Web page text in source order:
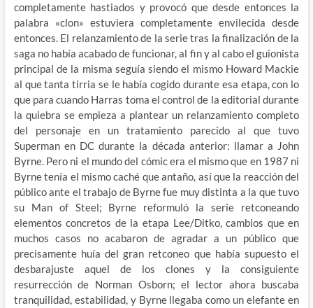
completamente hastiados y provocó que desde entonces la
palabra «clon» estuviera completamente envilecida desde
entonces. El relanzamiento de la serie tras la finalización de la
saga no había acabado de funcionar, al fin y al cabo el guionista
principal de la misma seguía siendo el mismo Howard Mackie
al que tanta tirria se le había cogido durante esa etapa, con lo
que para cuando Harras toma el control de la editorial durante
la quiebra se empieza a plantear un relanzamiento completo
del personaje en un tratamiento parecido al que tuvo
Superman en DC durante la década anterior: llamar a John
Byrne. Pero ni el mundo del cómic era el mismo que en 1987 ni
Byrne tenía el mismo caché que antaño, así que la reacción del
público ante el trabajo de Byrne fue muy distinta a la que tuvo
su Man of Steel; Byrne reformuló la serie retconeando
elementos concretos de la etapa Lee/Ditko, cambios que en
muchos casos no acabaron de agradar a un público que
precisamente huía del gran retconeo que había supuesto el
desbarajuste aquel de los clones y la consiguiente
resurrección de Norman Osborn; el lector ahora buscaba
tranquilidad, estabilidad, y Byrne llegaba como un elefante en